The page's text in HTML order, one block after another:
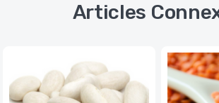
Articles